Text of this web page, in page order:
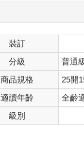
裝訂
分級
普通
商品規格
25開
適讀年齡
全齡
級別